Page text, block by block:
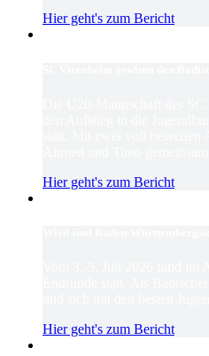
Hier geht's zum Bericht
Hier geht's zum Bericht
Hier geht's zum Bericht